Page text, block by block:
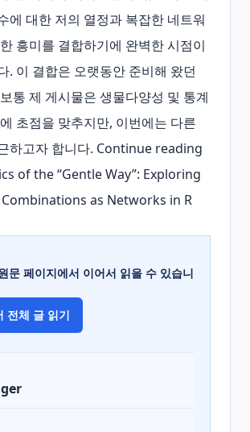
에 대한 저의 열정과 복잡한 네트워
흥미를 결합하기에 완벽한 시점이
. 이 결합은 오랫동안 준비해 왔던
통 제 게시물은 생물다양성 및 통계
초점을 맞추지만, 이번에는 다른
하고자 합니다. Continue reading
of the “Gentle Way”: Exploring
as Networks in R
문 페이지에서 이어서 읽을 수 있습니
전체 글 읽기